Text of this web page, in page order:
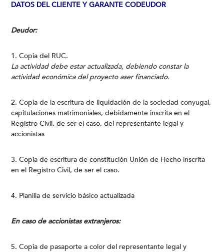
DATOS DEL CLIENTE Y GARANTE CODEUDOR
Deudor:
1. Copia del RUC.
La actividad debe estar actualizada, debiendo constar la
actividad económica del proyecto aser financiado.
2. Copia de la escritura de liquidación de la sociedad conyugal,
capitulaciones matrimoniales, debidamente inscrita en el
Registro Civil, de ser el caso, del representante legal y
accionistas
3. Copia de escritura de constitución Unión de Hecho inscrita
en el Registro Civil, de ser el caso.
4. Planilla de servicio básico actualizada
En caso de accionistas extranjeros:
5. Copia de pasaporte a color del representante legal y